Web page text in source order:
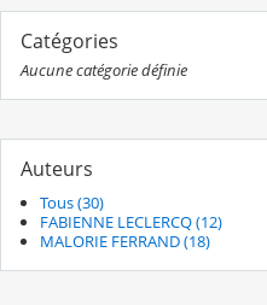
Catégories
Aucune catégorie définie
Auteurs
Tous (30)
FABIENNE LECLERCQ (12)
MALORIE FERRAND (18)